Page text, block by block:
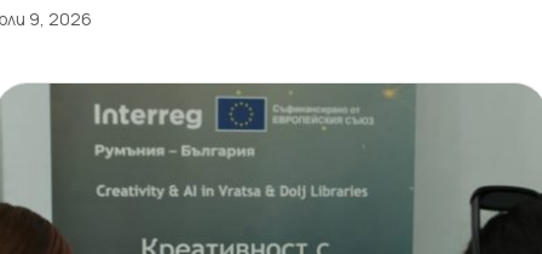
9, 2026